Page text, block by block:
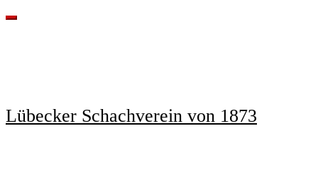
Lübecker Schachverein von 1873